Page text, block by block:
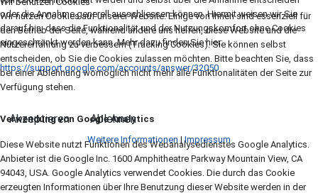
oder die Annahme generell ausschliessen können. Hiermit weisen wir Sie
darauf hin, dass die Funktionalität und der Nutzungskomfort ohne Cookies
eingeschränkt werden kann. Mehr dazu finden Sie hier:
https://support.google.com/accounts/answer/32050
Verwendung von Google Analytics
Diese Website nutzt Funktionen des Webanalysedienstes Google Analytics.
Anbieter ist die Google Inc. 1600 Amphitheatre Parkway Mountain View, CA
94043, USA. Google Analytics verwendet Cookies. Die durch das Cookie
erzeugten Informationen über Ihre Benutzung dieser Website werden in der
Wir nutzen Cookies auf unserer Website. Einige von ihnen sind essenziell für
den Betrieb der Seite, während andere uns helfen, diese Website und die
Nutzererfahrung zu verbessern (Tracking Cookies). Sie können selbst
entscheiden, ob Sie die Cookies zulassen möchten. Bitte beachten Sie, dass
bei einer Ablehnung womöglich nicht mehr alle Funktionalitäten der Seite zur
Verfügung stehen.
Akzeptieren Ablehnen
Weitere Informationen |Impressum